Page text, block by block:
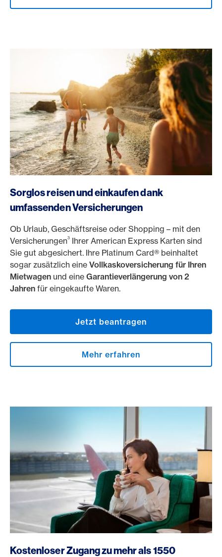
Sorglos reisen und einkaufen dank
umfassenden Versicherungen
Ob Urlaub, Geschäftsreise oder Shopping – mit den
Versicherungen3 Ihrer American Express Karten sind
Sie gut abgesichert. Ihre Platinum Card® beinhaltet
sogar zusätzlich eine Vollkaskoversicherung für Ihren
Mietwagen und eine Garantieverlängerung von 2
Jahren für eingekaufte Waren.
Jetzt beantragen
Mehr erfahren
Kostenloser Zugang zu mehr als 1550